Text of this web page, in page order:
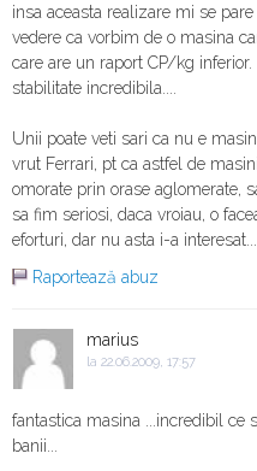
insa aceasta realizare mi se
vedere ca vorbim de o masina
care are un raport CP/kg
stabilitate incredibila....
Unii poate veti sari ca nu e
vrut Ferrari, pt ca astfel de
omorate prin orase aglomerate,
sa fim seriosi, daca vroiau, o
eforturi, dar nu asta i-a interesat.....
Raportează abuz
marius
la 22.06.2009, 17:57
fantastica masina ...incredibil ce
banii...